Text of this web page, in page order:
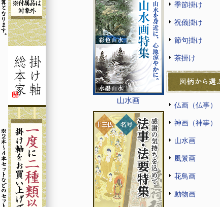
山水画
季節掛け
祝儀掛け
節句掛け
茶掛け
仏画（仏事）
神画（神事）
山水画
風景画
花鳥画
動物画